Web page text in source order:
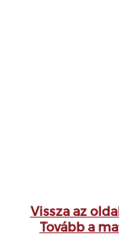
Vissza az
Tovább a